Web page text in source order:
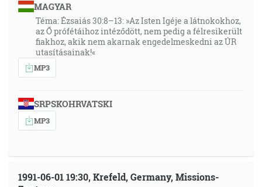
MAGYAR
Téma: Ézsaiás 30:8–13: »Az Isten Igéje a látnokokhoz,
az Ő prófétáihoz intéződött, nem pedig a félresikerült
fiakhoz, akik nem akarnak engedelmeskedni az ÚR
utasításainak!«
MP3
SRPSKOHRVATSKI
MP3
1991-06-01 19:30, Krefeld, Germany, Missions-